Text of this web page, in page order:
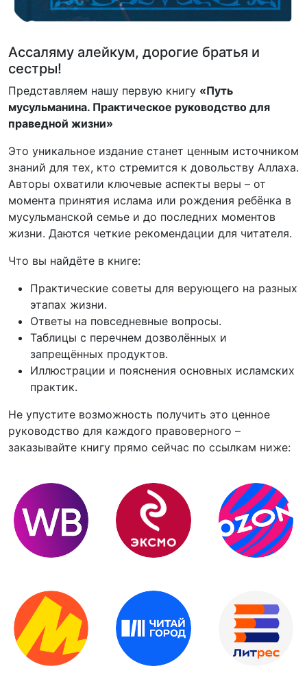
Ассаляму алейкум, дорогие братья и
сестры!
Представляем нашу первую книгу «Путь
мусульманина. Практическое руководство для
праведной жизни»
Это уникальное издание станет ценным источником
знаний для тех, кто стремится к довольству Аллаха.
Авторы охватили ключевые аспекты веры – от
момента принятия ислама или рождения ребёнка в
мусульманской семье и до последних моментов
жизни. Даются четкие рекомендации для читателя.
Что вы найдёте в книге:
Практические советы для верующего на разных
этапах жизни.
Ответы на повседневные вопросы.
Таблицы с перечнем дозволённых и
запрещённых продуктов.
Иллюстрации и пояснения основных исламских
практик.
Не упустите возможность получить это ценное
руководство для каждого правоверного –
заказывайте книгу прямо сейчас по ссылкам ниже: